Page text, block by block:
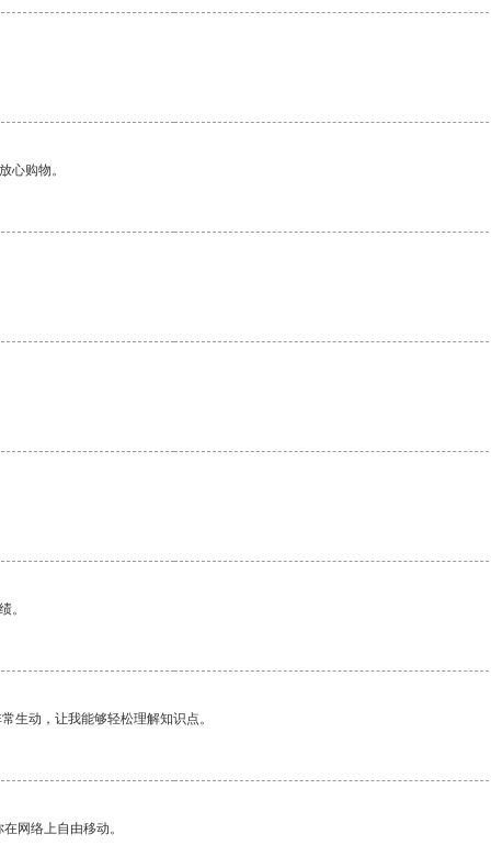
心购物。
。
生动，让我能够轻松理解知识点。
网络上自由移动。